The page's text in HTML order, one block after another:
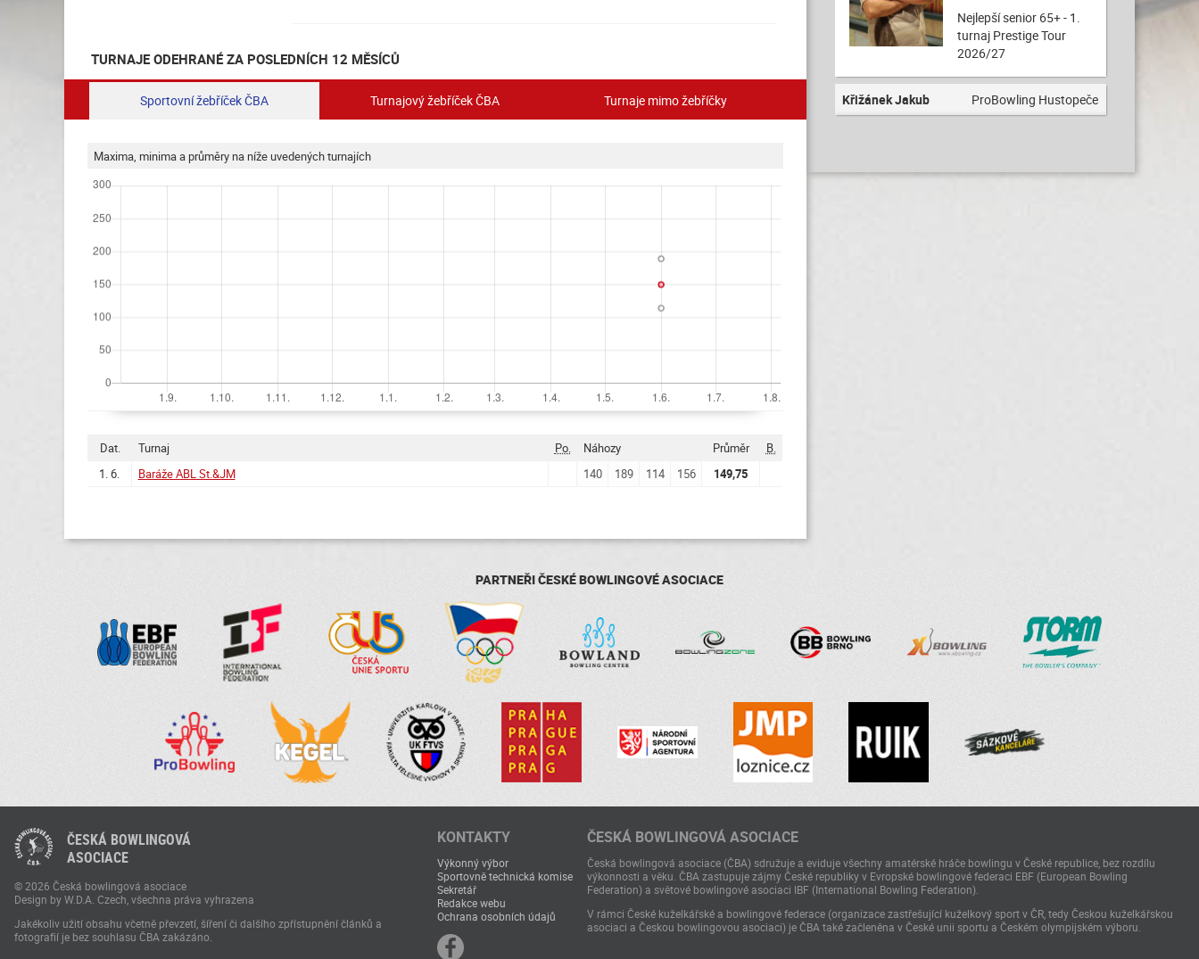
TURNAJE ODEHRANÉ ZA POSLEDNÍCH 12 MĚSÍCŮ
Sportovní žebříček ČBA Turnajový žebříček ČBA Turnaje mimo žebříčky
Maxima, minima a průměry na níže uvedených turnajích
Dat. Turnaj Po. Náhozy Průměr
B.
1. 6.
Baráže ABL St.&JM 140 189 114 156 149,75
Nejlepší senior 65+ - 1.
turnaj Prestige Tour
2026/27
Křižánek Jakub ProBowling Hustopeče
PARTNEŘI ČESKÉ BOWLINGOVÉ ASOCIACE
ČESKÁ BOWLINGOVÁ
ASOCIACE
© 2026 Česká bowlingová asociace
Design by W.D.A. Czech, všechna práva vyhrazena
Jakékoliv užití obsahu včetně převzetí, šíření či dalšího zpřístupnění článků a
fotografií je bez souhlasu ČBA zakázáno.
KONTAKTY
Výkonný výbor
Sportovně technická komise
Sekretář
Redakce webu
Ochrana osobních údajů
ČESKÁ BOWLINGOVÁ ASOCIACE
Česká bowlingová asociace (ČBA) sdružuje a eviduje všechny amatérské hráče bowlingu v České republice, bez rozdílu
výkonnosti a věku. ČBA zastupuje zájmy České republiky v Evropské bowlingové federaci EBF (European Bowling
Federation) a světové bowlingové asociaci IBF (International Bowling Federation).
V rámci České kuželkářské a bowlingové federace (organizace zastřešující kuželkový sport v ČR, tedy Českou kuželkářskou
asociaci a Českou bowlingovou asociaci) je ČBA také začleněna v České unii sportu a Českém olympijském výboru.